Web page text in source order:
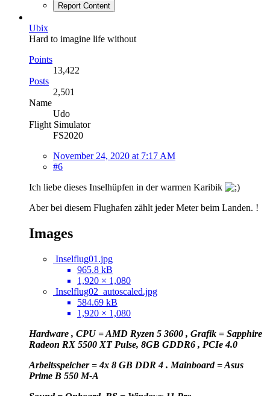
Report Content
Ubix
Hard to imagine life without
Points
13,422
Posts
2,501
Name
Udo
Flight Simulator
FS2020
November 24, 2020 at 7:17 AM
#6
Ich liebe dieses Inselhüpfen in der warmen Karibik
Aber bei diesem Flughafen zählt jeder Meter beim Landen. !
Images
Inselflug01.jpg
965.8 kB
1,920 × 1,080
Inselflug02_autoscaled.jpg
584.69 kB
1,920 × 1,080
Hardware , CPU = AMD Ryzen 5 3600 , Grafik = Sapphire
Radeon RX 5500 XT Pulse, 8GB GDDR6 , PCIe 4.0
Arbeitsspeicher = 4x 8 GB DDR 4 . Mainboard = Asus
Prime B 550 M-A